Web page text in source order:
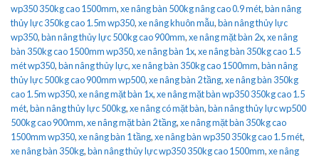
wp350 350kg cao 1500mm,xe nâng bàn 500kg nâng cao 0.9 mét,bàn nâng
thủy lực 350kg cao 1.5m wp350,xe nâng khuôn mẫu,bàn nâng thủy lực
wp350,bàn nâng thủy lực 500kg cao 900mm,xe nâng mặt bàn 2x,xe nâng
bàn 350kg cao 1500mm wp350,xe nâng bàn 1x,xe nâng bàn 350kg cao 1.5
mét wp350,bàn nâng thủy lực,xe nâng bàn 350kg cao 1500mm,bàn nâng
thủy lực 500kg cao 900mm wp500,xe nâng bàn 2 tầng,xe nâng bàn 350kg
cao 1.5m wp350,xe nâng mặt bàn 1x,xe nâng mặt bàn wp350 350kg cao 1.5
mét,bàn nâng thủy lực 500kg,xe nâng có mặt bàn,bàn nâng thủy lực wp500
500kg cao 900mm,xe nâng mặt bàn 2 tầng,xe nâng mặt bàn 350kg cao
1500mm wp350,xe nâng bàn 1 tầng,xe nâng bàn wp350 350kg cao 1.5 mét,
xe nâng bàn 350kg,bàn nâng thủy lực wp350 350kg cao 1500mm,xe nâng